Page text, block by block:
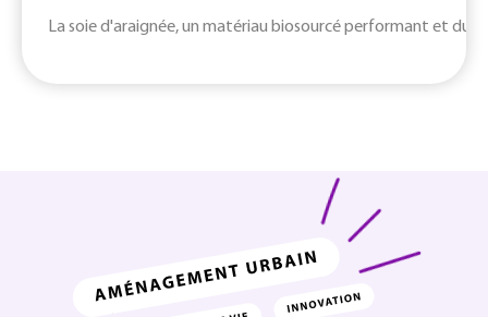
La soie d'araignée, un matériau biosourcé performant et